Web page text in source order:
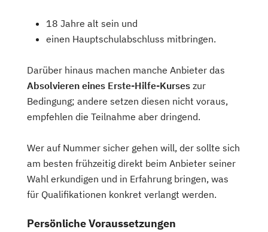
18 Jahre alt sein und
einen Hauptschulabschluss mitbringen.
Darüber hinaus machen manche Anbieter das
Absolvieren eines Erste-Hilfe-Kurses zur
Bedingung; andere setzen diesen nicht voraus,
empfehlen die Teilnahme aber dringend.
Wer auf Nummer sicher gehen will, der sollte sich
am besten frühzeitig direkt beim Anbieter seiner
Wahl erkundigen und in Erfahrung bringen, was
für Qualifikationen konkret verlangt werden.
Persönliche Voraussetzungen